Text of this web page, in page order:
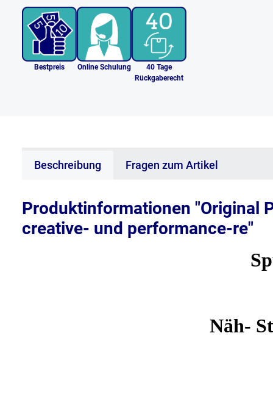
Bestpreis Online Schulung
40 Tage
Rückgaberecht
Beschreibung Fragen zum Artikel
Produktinformationen "Original
creative- und performance-re"
Näh-